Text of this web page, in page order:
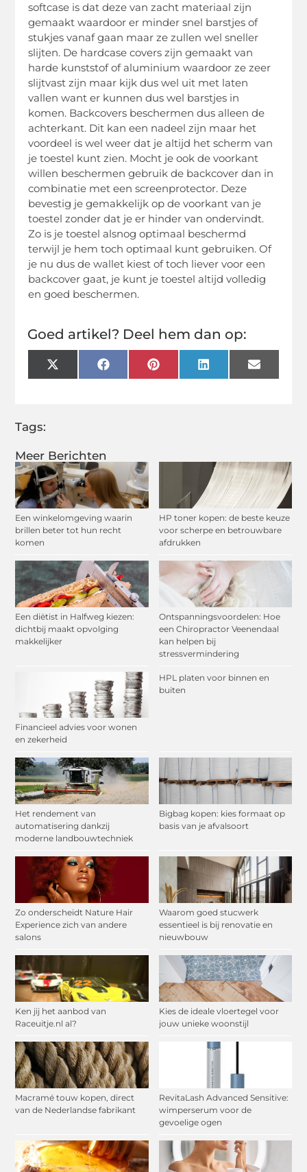
Meer Berichten
Een winkelomgeving waarin
brillen beter tot hun recht
komen
HP toner kopen: de beste keuze
voor scherpe en betrouwbare
afdrukken
Een diëtist in Halfweg kiezen:
dichtbij maakt opvolging
makkelijker
Ontspanningsvoordelen: Hoe
een Chiropractor Veenendaal
kan helpen bij
stressvermindering
Financieel advies voor wonen
en zekerheid
HPL platen voor binnen en
buiten
Het rendement van
automatisering dankzij
moderne landbouwtechniek
Bigbag kopen: kies formaat op
basis van je afvalsoort
Zo onderscheidt Nature Hair
Experience zich van andere
salons
Waarom goed stucwerk
essentieel is bij renovatie en
nieuwbouw
Ken jij het aanbod van
Raceuitje.nl al?
Kies de ideale vloertegel voor
jouw unieke woonstijl
Macramé touw kopen, direct
van de Nederlandse fabrikant
RevitaLash Advanced Sensitive:
wimperserum voor de
gevoelige ogen
softcase is dat deze van zacht materiaal zijn
gemaakt waardoor er minder snel barstjes of
stukjes vanaf gaan maar ze zullen wel sneller
slijten. De hardcase covers zijn gemaakt van
harde kunststof of aluminium waardoor ze zeer
slijtvast zijn maar kijk dus wel uit met laten
vallen want er kunnen dus wel barstjes in
komen. Backcovers beschermen dus alleen de
achterkant. Dit kan een nadeel zijn maar het
voordeel is wel weer dat je altijd het scherm van
je toestel kunt zien. Mocht je ook de voorkant
willen beschermen gebruik de backcover dan in
combinatie met een screenprotector. Deze
bevestig je gemakkelijk op de voorkant van je
toestel zonder dat je er hinder van ondervindt.
Zo is je toestel alsnog optimaal beschermd
terwijl je hem toch optimaal kunt gebruiken. Of
je nu dus de wallet kiest of toch liever voor een
backcover gaat, je kunt je toestel altijd volledig
en goed beschermen.
Goed artikel? Deel hem dan op:
X
(Twitter)
FacebookPinterestLinkedInEmail
Tags: